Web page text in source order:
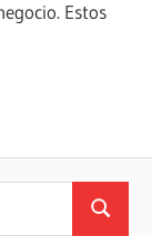
Estos
Buscar